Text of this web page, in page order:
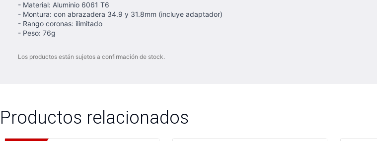
- Material: Aluminio 6061 T6
- Montura: con abrazadera 34.9 y 31.8mm (incluye adaptador)
- Rango coronas: ilimitado
- Peso: 76g
Los productos están sujetos a confirmación de stock.
Productos relacionados